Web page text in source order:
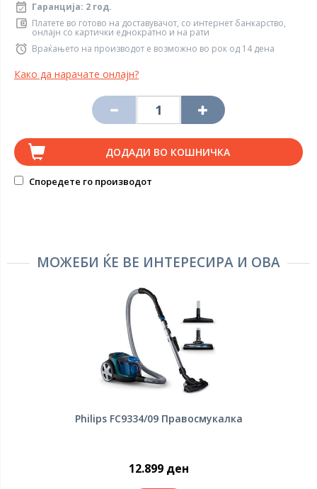
Гаранција: 2 год.
Платете во готово на доставувачот, со интернет банкарство,
онлајн со картички еднократно и на рати
Враќањето на производот е возможно во рок од 14 дена
Како да нарачате онлајн?
ДОДАДИ ВО КОШНИЧКА
Споредете го производот
МОЖЕБИ ЌЕ ВЕ ИНТЕРЕСИРА И ОВА
Philips FC9334/09 Правосмукалка
12.899 ден